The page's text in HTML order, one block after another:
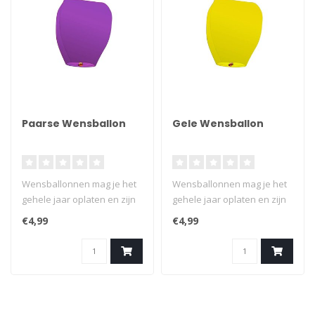
Paarse Wensballon
Wensballonnen mag je het
gehele jaar oplaten en zijn
een verantwoord
alternatief..
€4,99
Gele Wensballon
Wensballonnen mag je het
gehele jaar oplaten en zijn
een verantwoord
alternatief..
€4,99